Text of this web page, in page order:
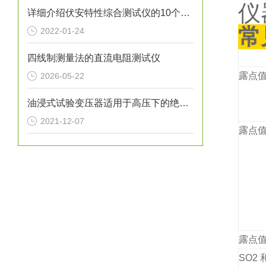
详细介绍伏安特性综合测试仪的10个特性
2022-01-24
四线制测量法的直流电阻测试仪
2026-05-22
油浸式试验变压器适用于高压下的绝缘强度试验
2021-12-07
仪
露点
露点
露点
SO2